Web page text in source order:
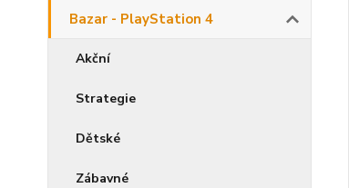
Bazar - PlayStation 4
Akční
Strategie
Dětské
Zábavné